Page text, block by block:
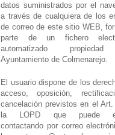
datos suministrados por el
a través de cualquiera de los
de correo de este sitio WEB,
parte de un fichero
automatizado
Ayuntamiento de Colmenarejo.
El usuario dispone de los
acceso, oposición,
cancelación previstos en el
la LOPD que puede
contactando por correo